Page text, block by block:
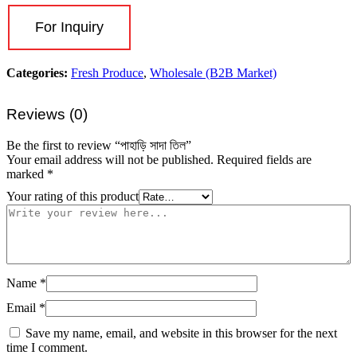
For Inquiry
Categories: Fresh Produce, Wholesale (B2B Market)
Reviews (0)
Be the first to review “পাহাড়ি সাদা তিল”
Your email address will not be published. Required fields are
marked *
Your rating of this product
Name *
Email *
Save my name, email, and website in this browser for the next
time I comment.